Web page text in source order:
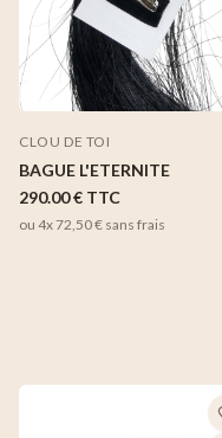
CLOU DE TOI
BAGUE L'ETERNITE
290.00 € TTC
ou 4x72,50 € sans frais